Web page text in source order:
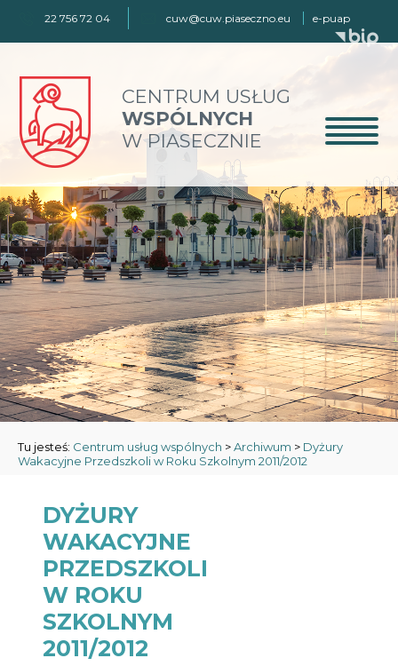
22 756 72 04 cuw@cuw.piaseczno.eu e-puap
CENTRUM USŁUG
WSPÓLNYCH
W PIASECZNIE
Tu jesteś: Centrum usług wspólnych >Archiwum > Dyżury
Wakacyjne Przedszkoli w Roku Szkolnym 2011/2012
DYŻURY
WAKACYJNE
PRZEDSZKOLI
W ROKU
SZKOLNYM
2011/2012